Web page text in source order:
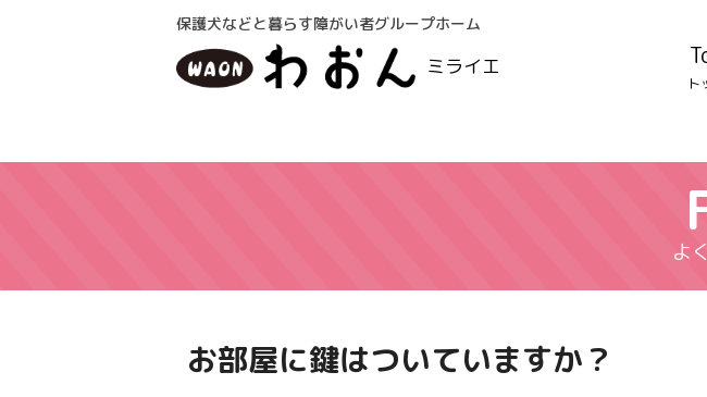
保護犬などと暮らす障がい者グループホーム
ミライエ
ト
よ
お部屋に鍵はついていますか？